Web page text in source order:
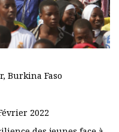
Burkina Faso
2022